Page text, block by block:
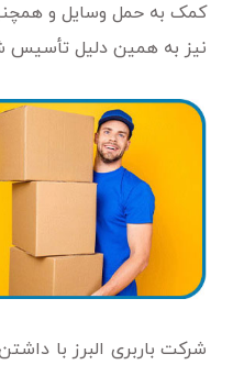
کمک به حمل وسایل و
نیز به همین دلیل تأسیس
شرکت باربری البرز با